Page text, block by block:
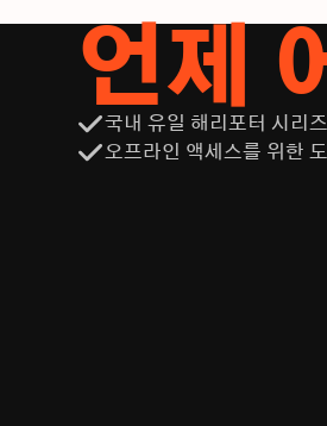
언제
국내 유일 해리포터 시리
오프라인 액세스를 위한